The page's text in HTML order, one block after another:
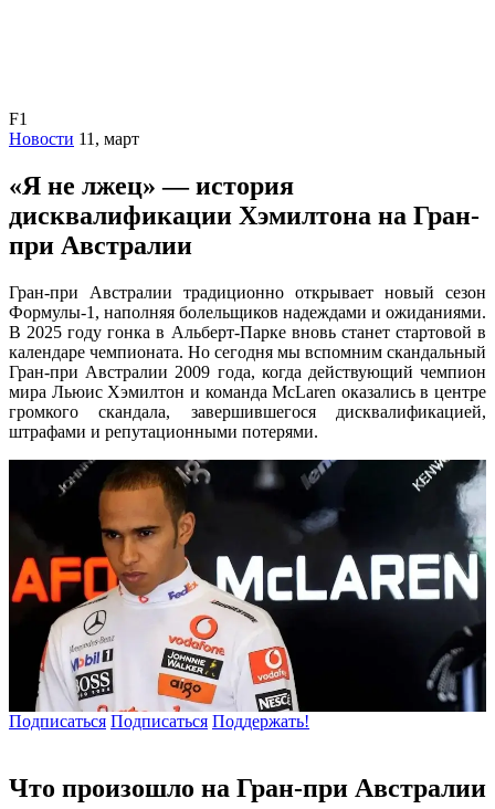
F1
Новости 11, март
«Я не лжец» — история
дисквалификации Хэмилтона на Гран-
при Австралии
Гран-при Австралии традиционно открывает новый сезон
Формулы-1, наполняя болельщиков надеждами и ожиданиями.
В 2025 году гонка в Альберт-Парке вновь станет стартовой в
календаре чемпионата. Но сегодня мы вспомним скандальный
Гран-при Австралии 2009 года, когда действующий чемпион
мира Льюис Хэмилтон и команда McLaren оказались в центре
громкого скандала, завершившегося дисквалификацией,
штрафами и репутационными потерями.
Подписаться Подписаться Поддержать!
Что произошло на Гран-при Австралии